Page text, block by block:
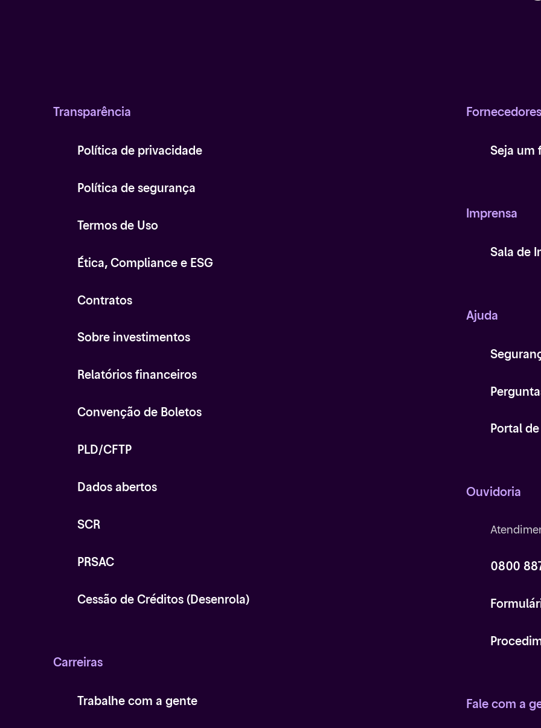
Transparência
Política de privacidade
Política de segurança
Termos de Uso
Ética, Compliance e ESG
Contratos
Sobre investimentos
Relatórios financeiros
Convenção de Boletos
PLD/CFTP
Dados abertos
SCR
PRSAC
Cessão de Créditos (Desenrola)
Carreiras
Trabalhe com a gente
Fornecedores
Seja um
Imprensa
Sala de
Ajuda
Portal
Ouvidoria
0800
Fale com a